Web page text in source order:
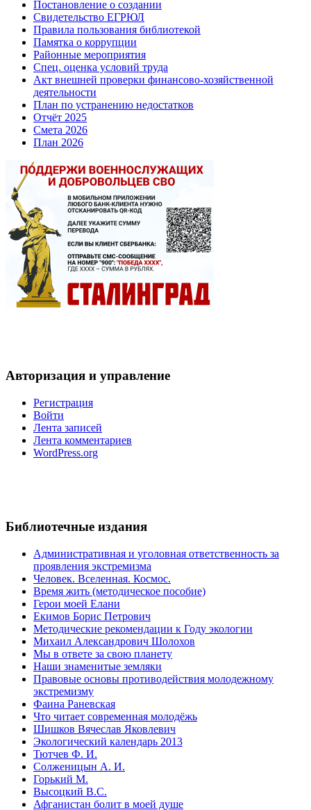
Постановление о создании
Свидетельство ЕГРЮЛ
Правила пользования библиотекой
Памятка о коррупции
Районные мероприятия
Спец. оценка условий труда
Акт внешней проверки финансово-хозяйственной
деятельности
План по устранению недостатков
Отчёт 2025
Смета 2026
План 2026
Авторизация и управление
Регистрация
Войти
Лента записей
Лента комментариев
WordPress.org
Библиотечные издания
Административная и уголовная ответственность за
проявления экстремизма
Человек. Вселенная. Космос.
Время жить (методическое пособие)
Герои моей Елани
Екимов Борис Петрович
Методические рекомендации к Году экологии
Михаил Александрович Шолохов
Мы в ответе за свою планету
Наши знаменитые земляки
Правовые основы противодействия молодежному
экстремизму
Фаина Раневская
Что читает современная молодёжь
Шишков Вячеслав Яковлевич
Экологический календарь 2013
Тютчев Ф. И.
Солженицын А. И.
Горький М.
Высоцкий В.С.
Афганистан болит в моей душе